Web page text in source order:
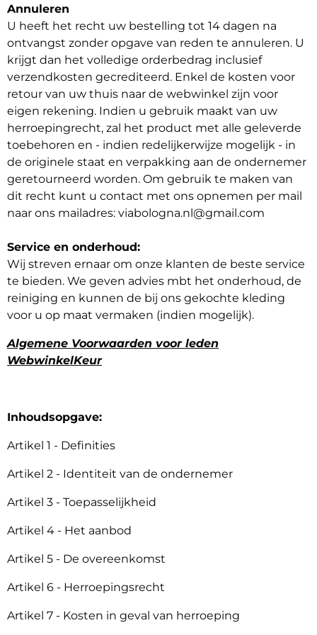
Annuleren
U heeft het recht uw bestelling tot 14 dagen na
ontvangst zonder opgave van reden te annuleren. U
krijgt dan het volledige orderbedrag inclusief
verzendkosten gecrediteerd. Enkel de kosten voor
retour van uw thuis naar de webwinkel zijn voor
eigen rekening. Indien u gebruik maakt van uw
herroepingrecht, zal het product met alle geleverde
toebehoren en - indien redelijkerwijze mogelijk - in
de originele staat en verpakking aan de ondernemer
geretourneerd worden. Om gebruik te maken van
dit recht kunt u contact met ons opnemen per mail
naar ons mailadres: viabologna.nl@gmail.com
Service en onderhoud:
Wij streven ernaar om onze klanten de beste service
te bieden. We geven advies mbt het onderhoud, de
reiniging en kunnen de bij ons gekochte kleding
voor u op maat vermaken (indien mogelijk).
Algemene Voorwaarden voor leden
WebwinkelKeur
Inhoudsopgave:
Artikel 1 - Definities
Artikel 2 - Identiteit van de ondernemer
Artikel 3 - Toepasselijkheid
Artikel 4 - Het aanbod
Artikel 5 - De overeenkomst
Artikel 6 - Herroepingsrecht
Artikel 7 - Kosten in geval van herroeping